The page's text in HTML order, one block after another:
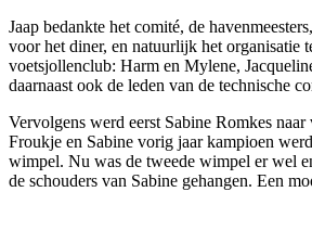
Jaap bedankte het comité, de
voor het diner, en natuurlijk het organisatie
voetsjollenclub: Harm en Mylene,
daarnaast ook de leden van de technische
Vervolgens werd eerst Sabine Romkes naar
Froukje en Sabine vorig jaar kampioen
wimpel. Nu was de tweede wimpel er wel
de schouders van Sabine gehangen. Een